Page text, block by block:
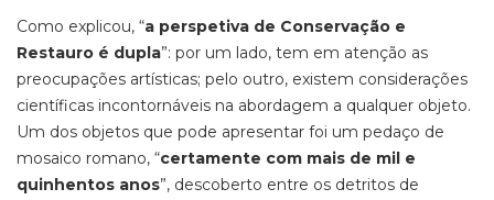
Como explicou, “a perspetiva de Conservação e
Restauro é dupla”: por um lado, tem em atenção as
preocupações artísticas; pelo outro, existem considerações
científicas incontornáveis na abordagem a qualquer objeto.
Um dos objetos que pode apresentar foi um pedaço de
mosaico romano, “certamente com mais de mil e
quinhentos anos”, descoberto entre os detritos de